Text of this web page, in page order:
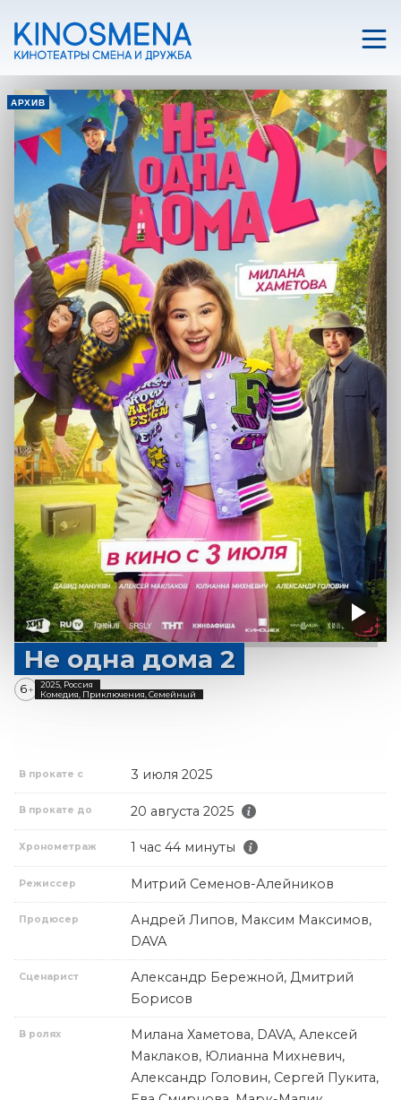
АРХИВ
Не одна дома 2
6+
2025, Россия
Комедия, Приключения, Семейный
В прокате с 3 июля 2025
В прокате до 20 августа 2025
Хронометраж 1 час 44 минуты
Режиссер Митрий Семенов-Алейников
Продюсер
Андрей Липов, Максим Максимов,
DAVA
Сценарист
Александр Бережной, Дмитрий
Борисов
В ролях
Милана Хаметова, DAVA, Алексей
Маклаков, Юлианна Михневич,
Александр Головин, Сергей Пукита,